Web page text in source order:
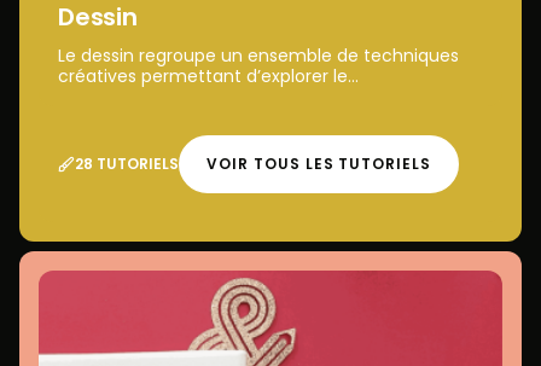
Dessin
Le dessin regroupe un ensemble de techniques
créatives permettant d’explorer le...
28 TUTORIELS VOIR TOUS LES TUTORIELS